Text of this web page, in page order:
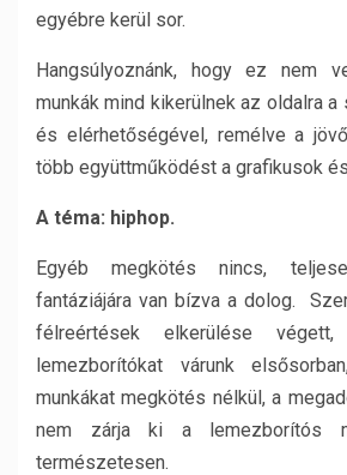
egyébre kerül sor.
Hangsúlyoznánk, hogy ez nem
munkák mind kikerülnek az oldalra
és elérhetőségével, remélve a
több együttműködést a grafikusok
A téma: hiphop.
Egyéb megkötés nincs,
fantáziájára van bízva a dolog.
félreértések elkerülése
lemezborítókat várunk
munkákat megkötés nélkül, a
nem zárja ki a lemezborítós
természetesen.